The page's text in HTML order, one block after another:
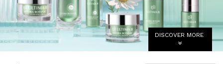
DISCOVER MORE